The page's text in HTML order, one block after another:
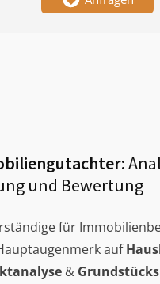
und Bewertung
für
auf
&